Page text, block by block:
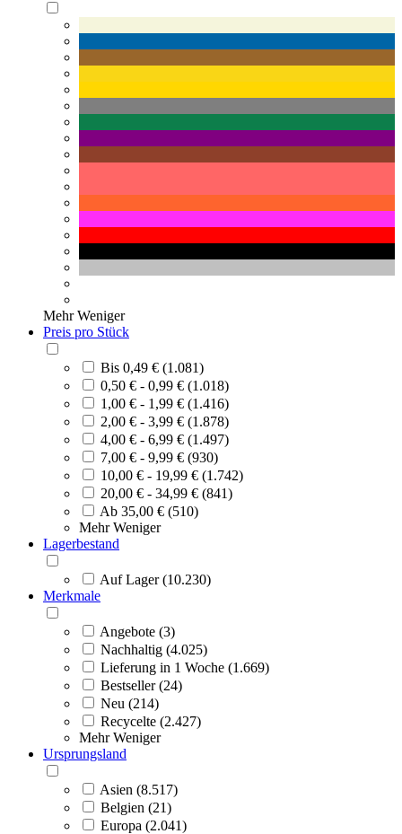
Mehr Weniger
Preis pro Stück
Bis 0,49 € (1.081)
0,50 € - 0,99 € (1.018)
1,00 € - 1,99 € (1.416)
2,00 € - 3,99 € (1.878)
4,00 € - 6,99 € (1.497)
7,00 € - 9,99 € (930)
10,00 € - 19,99 € (1.742)
20,00 € - 34,99 € (841)
Ab 35,00 € (510)
Mehr Weniger
Lagerbestand
Auf Lager (10.230)
Merkmale
Angebote (3)
Nachhaltig (4.025)
Lieferung in 1 Woche (1.669)
Bestseller (24)
Neu (214)
Recycelte (2.427)
Mehr Weniger
Ursprungsland
Asien (8.517)
Belgien (21)
Europa (2.041)